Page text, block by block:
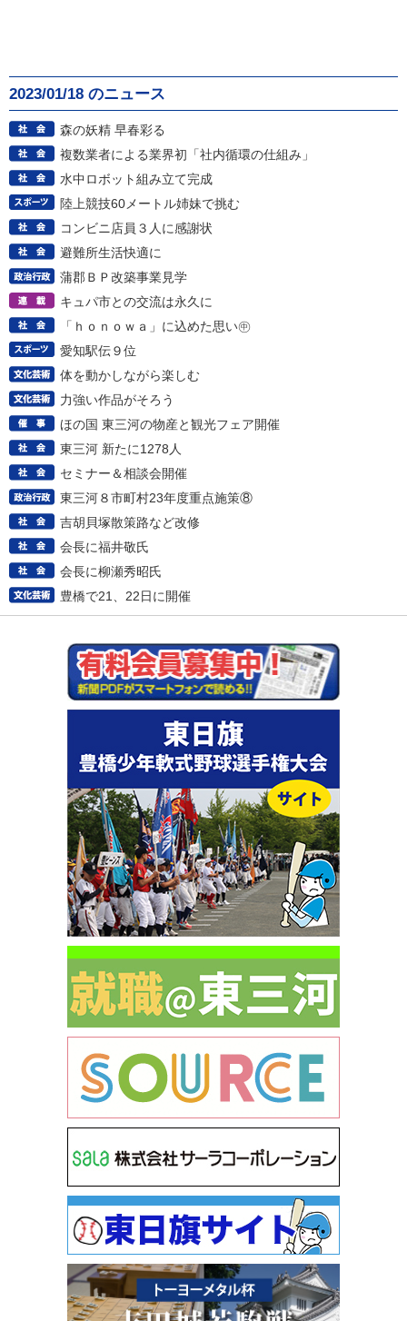
2023/01/18 のニュース
森の妖精 早春彩る
複数業者による業界初「社内循環の仕組み」
水中ロボット組み立て完成
陸上競技60メートル姉妹で挑む
コンビニ店員３人に感謝状
避難所生活快適に
蒲郡ＢＰ改築事業見学
キュパ市との交流は永久に
「ｈｏｎｏｗａ」に込めた思い㊥
愛知駅伝９位
体を動かしながら楽しむ
力強い作品がそろう
ほの国 東三河の物産と観光フェア開催
東三河 新たに1278人
セミナー＆相談会開催
東三河８市町村23年度重点施策⑧
吉胡貝塚散策路など改修
会長に福井敬氏
会長に柳瀬秀昭氏
豊橋で21、22日に開催